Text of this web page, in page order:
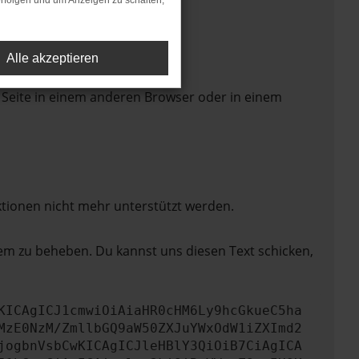
in einem anderen Browser oder in einem
nicht mehr unterstützt werden.
zu beheben. Du kannst uns diesen Text schicken,
ZmllbGQ9aW50ZXJuYWxOdW1iZXImd2
Alle akzeptieren